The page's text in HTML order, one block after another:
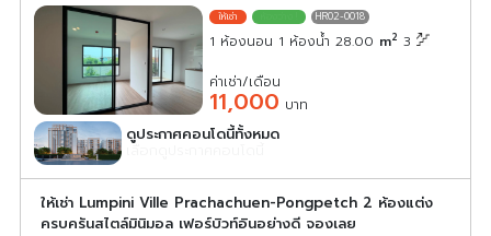
HR02-0018
1 ห้องนอน 1 ห้องน้ำ 28.00 m2 3
ค่าเช่า/เดือน
11,000 บาท
ดูประกาศคอนโดนี้ทั้งหมด
เลือกดูประกาศคอนโดนี้
ให้เช่า Lumpini Ville Prachachuen-Pongpetch 2 ห้องแต่ง
ครบครันสไตล์มินิมอล เฟอร์บิวท์อินอย่างดี จองเลย